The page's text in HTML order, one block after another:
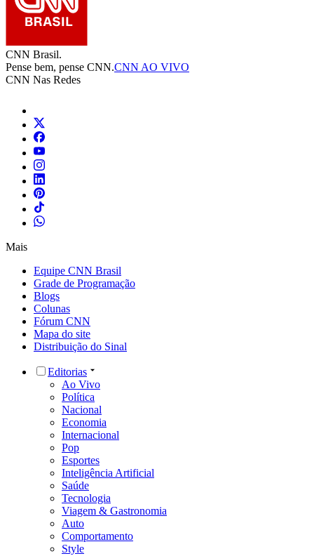
CNN Brasil.
Pense bem, pense CNN.CNN AO VIVO
CNN Nas Redes
Mais
Equipe CNN Brasil
Grade de Programação
Blogs
Colunas
Fórum CNN
Mapa do site
Distribuição do Sinal
Editorias
Ao Vivo
Política
Nacional
Economia
Internacional
Pop
Esportes
Inteligência Artificial
Saúde
Tecnologia
Viagem & Gastronomia
Auto
Comportamento
Style